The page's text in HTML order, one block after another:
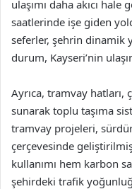
ulaşımı daha akıcı
saatlerinde işe giden
seferler, şehrin dinamik
durum, Kayseri’nin
Ayrıca, tramvay
sunarak toplu taşıma
tramvay projeleri,
çerçevesinde
kullanımı hem karbon
şehirdeki trafik